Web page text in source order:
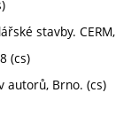
stavby. CERM,
(cs)
autorů, Brno. (cs)